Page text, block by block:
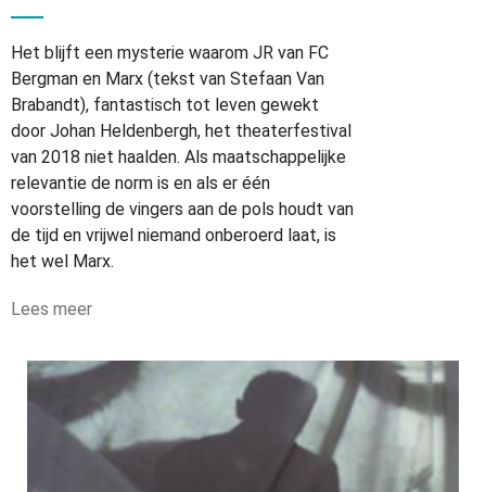
Het blijft een mysterie waarom JR van FC
Bergman en Marx (tekst van Stefaan Van
Brabandt), fantastisch tot leven gewekt
door Johan Heldenbergh, het theaterfestival
van 2018 niet haalden. Als maatschappelijke
relevantie de norm is en als er één
voorstelling de vingers aan de pols houdt van
de tijd en vrijwel niemand onberoerd laat, is
het wel Marx.
Lees meer